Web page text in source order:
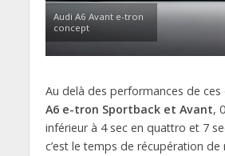
Audi A6 Avant e-tron
concept
Au delà des performances de ces
A6 e-tron Sportback et Avant,
inférieur à 4 sec en quattro et 7
c’est le temps de récupération de